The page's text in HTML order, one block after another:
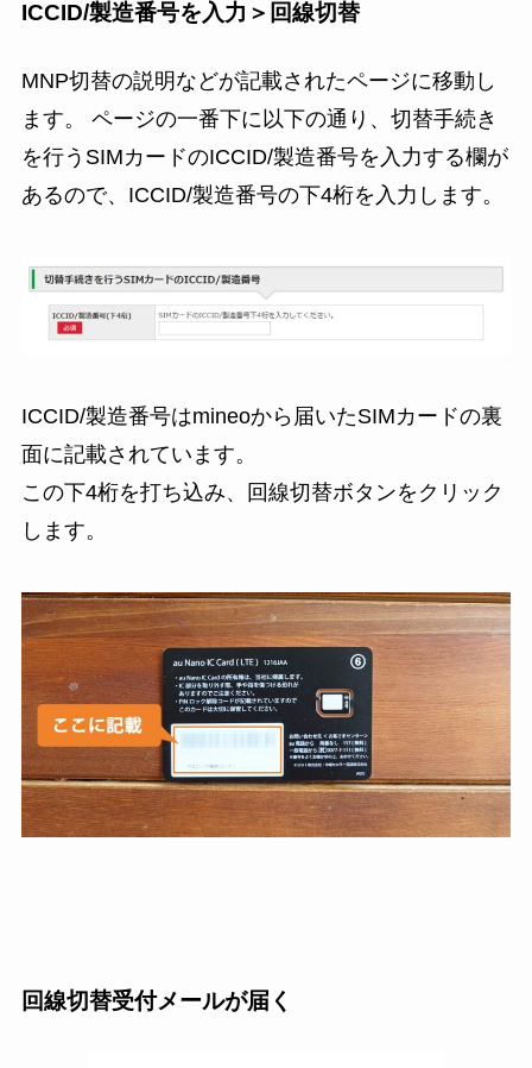
ICCID/製造番号を入力＞回線切替
MNP切替の説明などが記載されたページに移動し
ます。 ページの一番下に以下の通り、切替手続き
を行うSIMカードのICCID/製造番号を入力する欄が
あるので、ICCID/製造番号の下4桁を入力します。
ICCID/製造番号はmineoから届いたSIMカードの裏
面に記載されています。
この下4桁を打ち込み、回線切替ボタンをクリック
します。
回線切替受付メールが届く